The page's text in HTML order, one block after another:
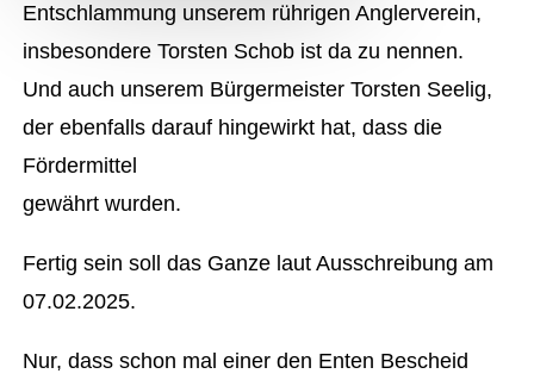
Entschlammung unserem rührigen Anglerverein,
insbesondere Torsten Schob ist da zu nennen.
Und auch unserem Bürgermeister Torsten Seelig,
der ebenfalls darauf hingewirkt hat, dass die
Fördermittel
gewährt wurden.
Fertig sein soll das Ganze laut Ausschreibung am
07.02.2025.
Nur, dass schon mal einer den Enten Bescheid